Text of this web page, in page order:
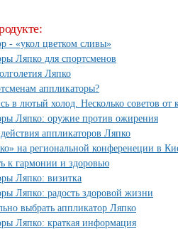
- «укол цветком сливы»
Ляпко для спортсменов
Ляпко
аппликаторы?
в лютый холод. Несколько советов
Ляпко: оружие против ожирения
аппликаторов Ляпко
на региональной конференеции в
к гармонии и здоровью
Ляпко: визитка
Ляпко: радость здоровой жизни
выбрать аппликатор Ляпко
Ляпко: краткая информация